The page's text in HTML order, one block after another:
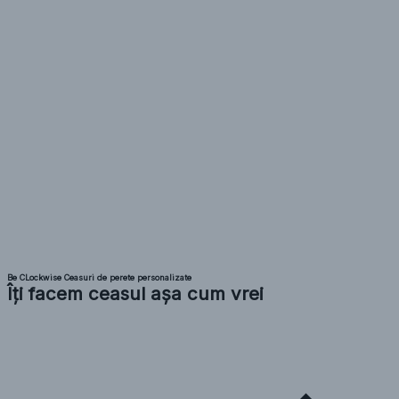
Be CLockwise Ceasuri de perete personalizate
Îți facem ceasul așa cum vrei